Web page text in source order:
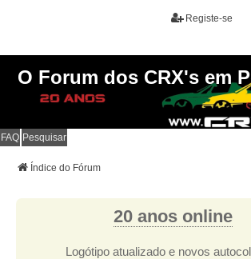
Registe-se
O Forum dos CRX's em
FAQ Pesquisar
Índice do Fórum
20 anos online
Logótipo atualizado e novos